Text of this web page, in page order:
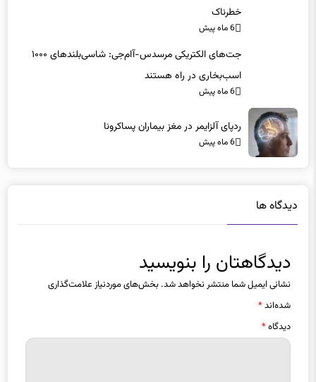
خطرناک
6 ماه پیش
جت‌های الکتریکی مرسدس-آام‌جی: شاسی‌بلندهای ۱۰۰۰
اسب‌بخاری در راه هستند
6 ماه پیش
ردپای آلزایمر در مغز بیماران پساکرونا
6 ماه پیش
دیدگاه ها
دیدگاهتان را بنویسید
نشانی ایمیل شما منتشر نخواهد شد. بخش‌های موردنیاز علامت‌گذاری
شده‌اند*
دیدگاه*